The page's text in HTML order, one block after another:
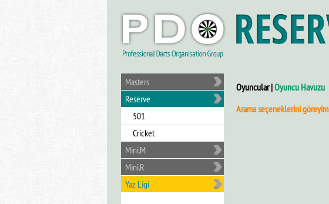
Masters
Reserve
501
Cricket
Mini.M
Mini.R
Yaz Ligi
Oyuncular |Oyuncu Havuzu
Arama seçeneklerini göreyim